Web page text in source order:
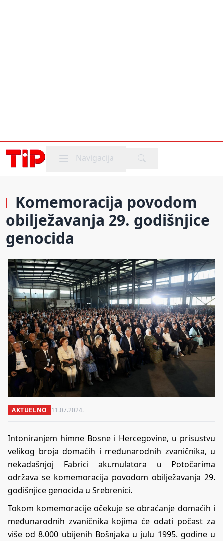
Mobile menu
Navigacija
Komemoracija povodom
obilježavanja 29. godišnjice
genocida
AKTUELNO 11.07.2024.
Intoniranjem himne Bosne i Hercegovine, u prisustvu
velikog broja domaćih i međunarodnih zvaničnika, u
nekadašnjoj Fabrici akumulatora u Potočarima
održava se komemoracija povodom obilježavanja 29.
godišnjice genocida u Srebrenici.
Tokom komemoracije očekuje se obraćanje domaćih i
međunarodnih zvaničnika kojima će odati počast za
više od 8.000 ubijenih Bošnjaka u julu 1995. godine u